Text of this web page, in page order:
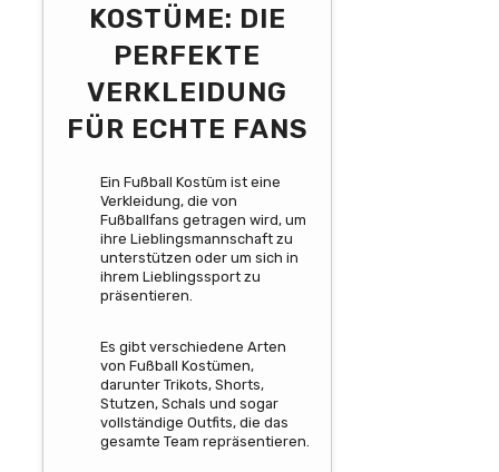
OSTÜME: DIE P
ERFEKTE V
ERKLEIDUNG F
ÜR ECHTE FANS
Ein Fußball Kostüm ist eine
Verkleidung, die von
Fußballfans getragen wird, um
ihre Lieblingsmannschaft zu
unterstützen oder um sich in
ihrem Lieblingssport zu
präsentieren.
Es gibt verschiedene Arten
von Fußball Kostümen,
darunter Trikots, Shorts,
Stutzen, Schals und sogar
vollständige Outfits, die das
gesamte Team repräsentieren.